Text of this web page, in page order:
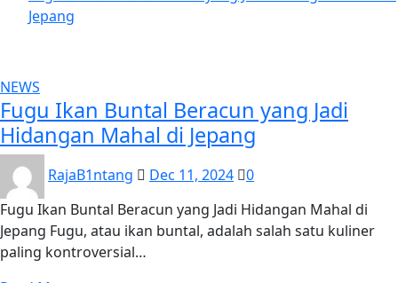
Jepang
NEWS
Fugu Ikan Buntal Beracun yang Jadi
Hidangan Mahal di Jepang
RajaB1ntang Dec 11, 2024
0
Fugu Ikan Buntal Beracun yang Jadi Hidangan Mahal di
Jepang Fugu, atau ikan buntal, adalah salah satu kuliner
paling kontroversial…